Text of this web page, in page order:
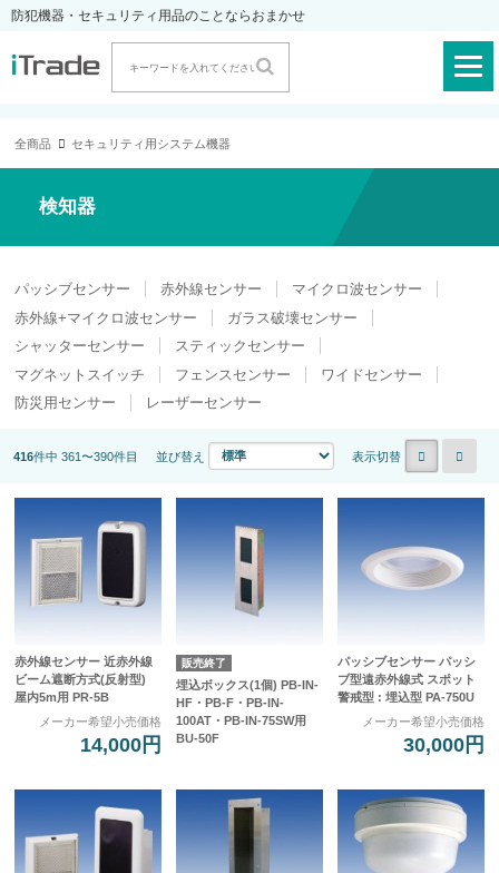
防犯機器・セキュリティ用品のことならおまかせ
全商品 セキュリティ用システム機器
検知器
パッシブセンサー 赤外線センサー
マイクロ波センサー
赤外線+マイクロ波センサー
ガラス破壊センサー
シャッターセンサー
スティックセンサー
マグネットスイッチ
フェンスセンサー
ワイドセンサー
防災用センサー
レーザーセンサー
416件中 361〜390件目 並び替え 表示切替
赤外線センサー 近赤外線
ビーム遮断方式(反射型)
屋内5m用 PR-5B
メーカー希望小売価格
14,000円
販売終了
埋込ボックス(1個) PB-IN-
HF・PB-F・PB-IN-
100AT・PB-IN-75SW用
BU-50F
パッシブセンサー パッシ
ブ型遠赤外線式 スポット
警戒型 : 埋込型 PA-750U
メーカー希望小売価格
30,000円